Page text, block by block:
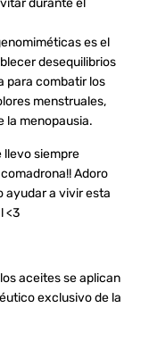
durante el
es el
desequilibrios
para combatir los
menstruales,
la menopausia.
llevo siempre
Adoro
ayudar a vivir esta
<3
aceites se aplican
exclusivo de la